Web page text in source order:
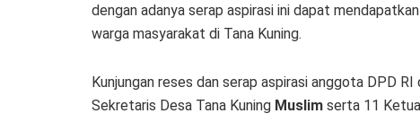
dengan adanya serap aspirasi ini dapat
warga masyarakat di Tana Kuning.
Kunjungan reses dan serap aspirasi anggota DPD
Sekretaris Desa Tana Kuning Muslim serta 11